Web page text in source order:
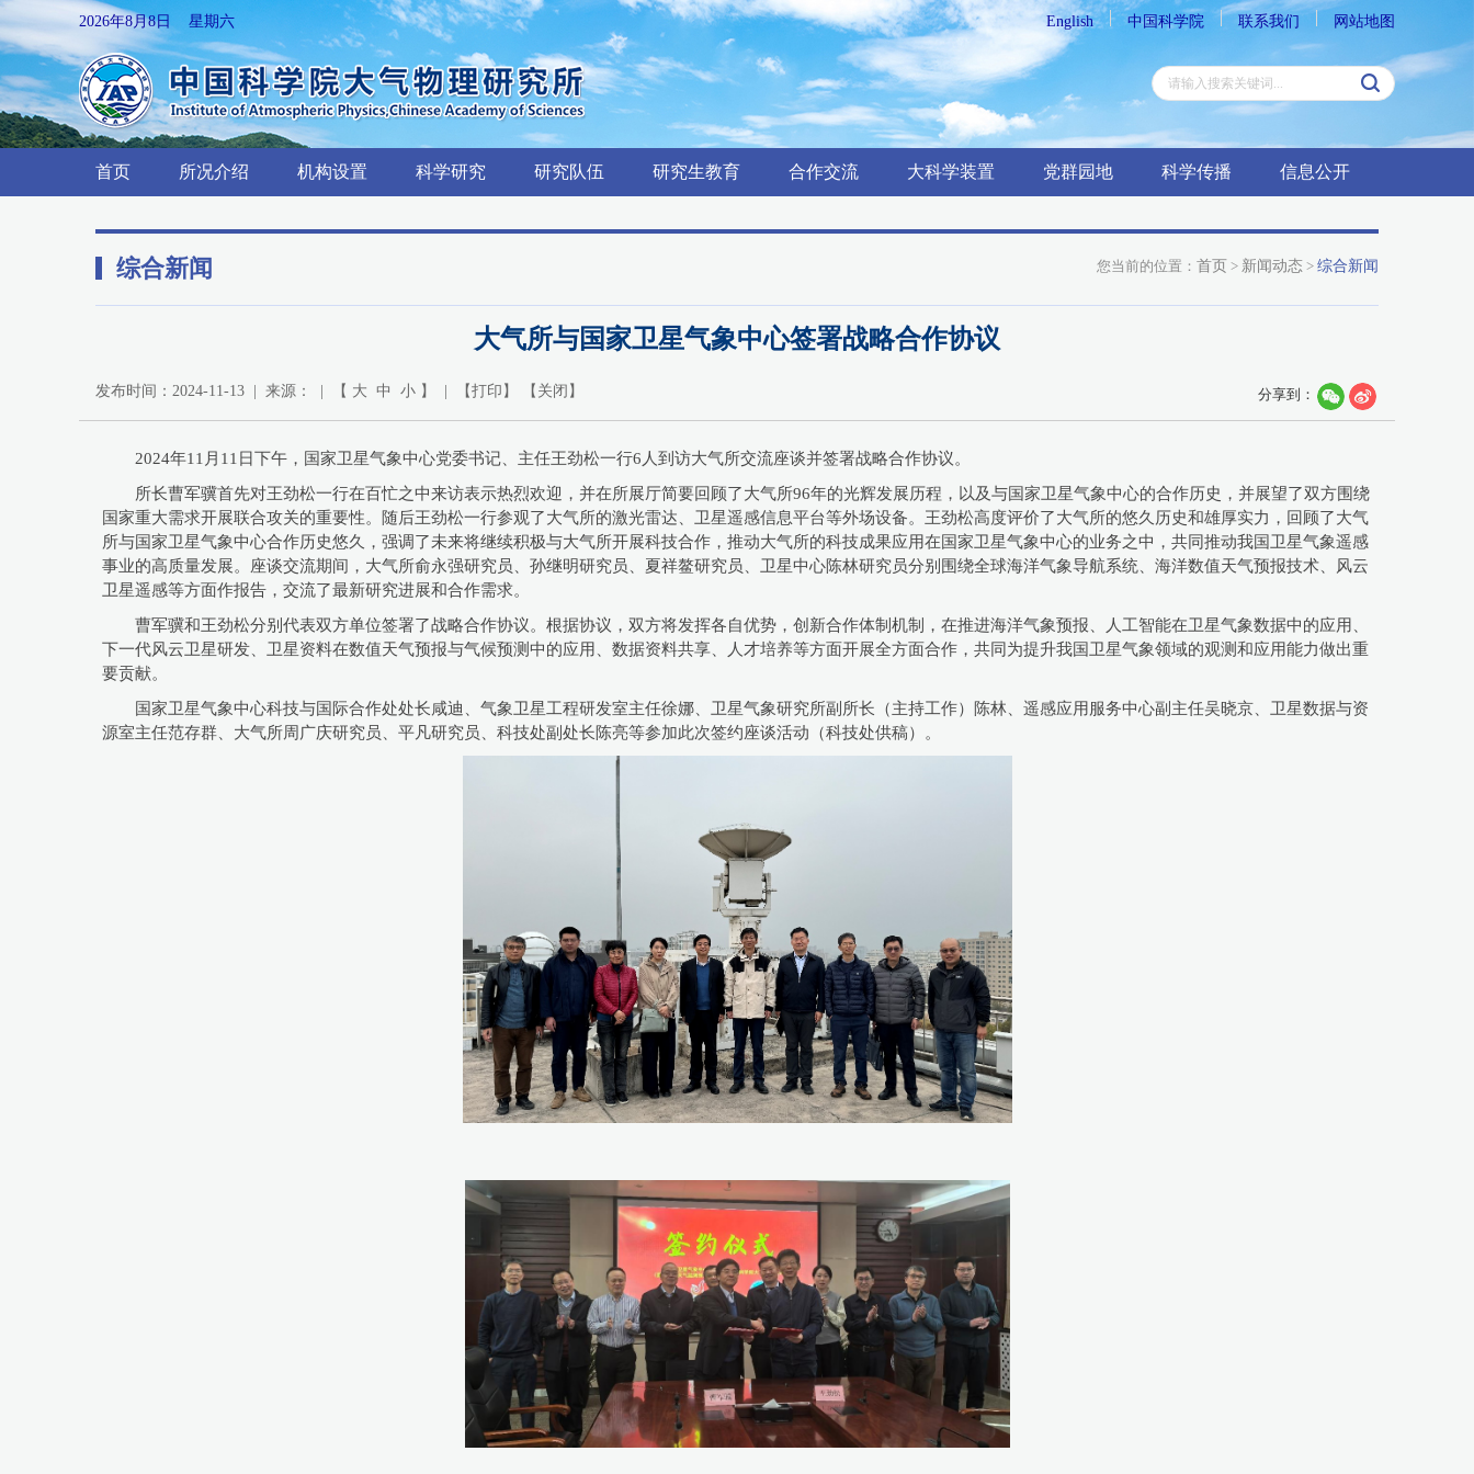
2026年8月8日 星期六 English 中国科学院 联系我们 网站地图
首页 所况介绍 机构设置 科学研究 研究队伍 研究生教育 合作交流 大科学装置 党群园地 科学传播 信息公开
综合新闻 您当前的位置： 首页 > 新闻动态 > 综合新闻
大气所与国家卫星气象中心签署战略合作协议
发布时间：2024-11-13 | 来源： | 【 大 中 小 】 | 【打印 】 【 关闭 】 分享到：
2024年11月11日下午，国家卫星气象中心党委书记、主任王劲松一行6人到访大气所交流座谈并签署战略合作协议。
所长曹军骥首先对王劲松一行在百忙之中来访表示热烈欢迎，并在所展厅简要回顾了大气所96年的光辉发展历程，以及与国家卫星气象中心的合作历史，并展望了双方围绕
国家重大需求开展联合攻关的重要性。随后王劲松一行参观了大气所的激光雷达、卫星遥感信息平台等外场设备。王劲松高度评价了大气所的悠久历史和雄厚实力，回顾了大气
所与国家卫星气象中心合作历史悠久，强调了未来将继续积极与大气所开展科技合作，推动大气所的科技成果应用在国家卫星气象中心的业务之中，共同推动我国卫星气象遥感
事业的高质量发展。座谈交流期间，大气所俞永强研究员、孙继明研究员、夏祥鳌研究员、卫星中心陈林研究员分别围绕全球海洋气象导航系统、 海洋数值天气预报技术、风云
卫星遥感等方面作报告，交流了最新研究进展和合作需求。
曹军骥和王劲松分别代表双方单位签署了战略合作协议。根据协议，双方将发挥各自优势，创新合作体制机制，在推进海洋气象预报、人工智能在卫星气象数据中的应用、
下一代风云卫星研发、卫星资料在数值天气预报与气候预测中的应用、数据资料共享、人才培养等方面开展全方面合作，共同为提升我国卫星气象领域的观测和应用能力做出重
要贡献。
国家卫星气象中心科技与国际合作处处长咸迪、气象卫星工程研发室主任徐娜、卫星气象研究所副所长（主持工作） 陈林、遥感应用服务中心副主任吴晓京、卫星数据与资
源室主任范存群、大气所周广庆研究员、平凡研究员、科技处副处长陈亮等参加此次签约座谈活动（科技处供稿）。